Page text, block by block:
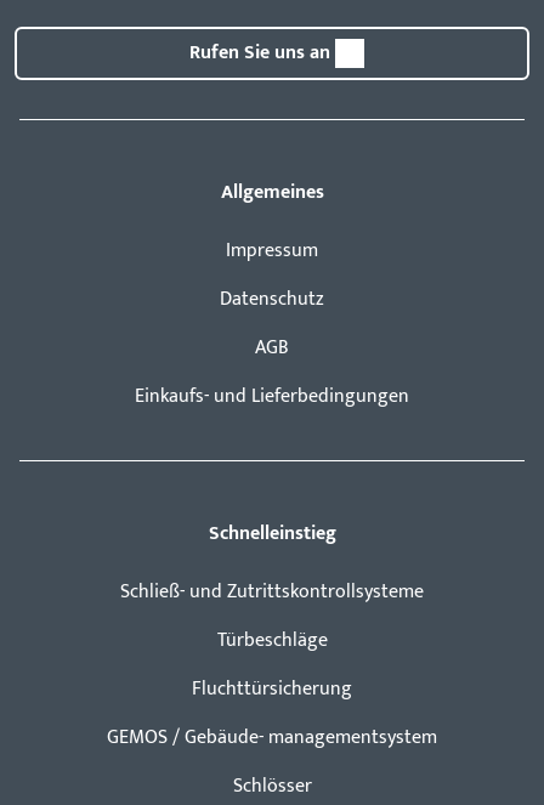
Rufen Sie uns an
Allgemeines
Impressum
Datenschutz
AGB
Einkaufs- und Lieferbedingungen
Schnelleinstieg
Schließ- und Zutrittskontrollsysteme
Türbeschläge
Fluchttürsicherung
GEMOS / Gebäude- managementsystem
Schlösser